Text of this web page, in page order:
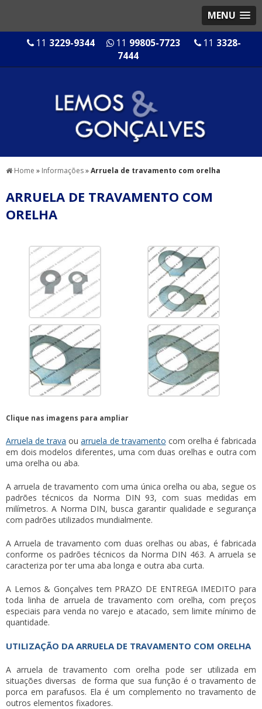
MENU
11 3229-9344 11 99805-7723 11 3328-
7444
Home » Informações»Arruela de travamento com orelha
ARRUELA DE TRAVAMENTO COM
ORELHA
Clique nas imagens para ampliar
Arruela de trava ouarruela de travamento com orelha é fabricada
em dois modelos diferentes, uma com duas orelhas e outra com
uma orelha ou aba.
A arruela de travamento com uma única orelha ou aba, segue os
padrões técnicos da Norma DIN 93, com suas medidas em
milímetros. A Norma DIN, busca garantir qualidade e segurança
com padrões utilizados mundialmente.
A Arruela de travamento com duas orelhas ou abas, é fabricada
conforme os padrões técnicos da Norma DIN 463. A arruela se
caracteriza por ter uma aba longa e outra aba curta.
A Lemos & Gonçalves tem PRAZO DE ENTREGA IMEDITO para
toda linha de arruela de travamento com orelha, com preços
especiais para venda no varejo e atacado, sem limite mínimo de
quantidade.
UTILIZAÇÃO DA ARRUELA DE TRAVAMENTO COM ORELHA
Aarruela de travamento com orelha pode ser utilizada em
situações diversas de forma que sua função é o travamento de
porca em parafusos. Ela é um complemento no travamento de
outros elementos fixadores.